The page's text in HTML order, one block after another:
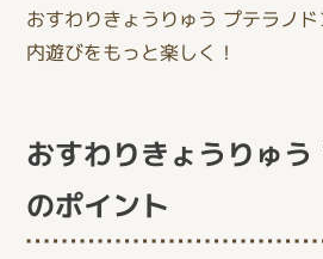
おすわりきょうりゅう プテラノ
内遊びをもっと楽しく！
おすわりきょうりゅ
のポイント